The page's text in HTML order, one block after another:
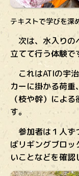
テキストで学びを深
次は、水入りの
立てて行う体験で
これはATIの宇
カーに掛かる荷
（枝や幹）によ
す。
参加者は１人ず
ばリギングブロッ
いことなどを確認